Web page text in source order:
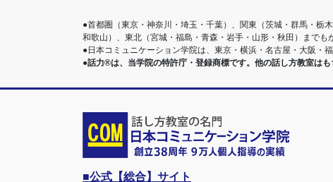
●首都圏（東京・神奈川・埼玉・千葉）、関東（茨城・群馬・栃
和歌山）、東北（宮城・福島・青森・岩手・山形・秋田）まで
●日本コミュニケーション学院は、東京・横浜・名古屋・大阪・
●話力®は、当学院の特許庁・登録商標です。他の話し方教室は
■公式【総合】サイト